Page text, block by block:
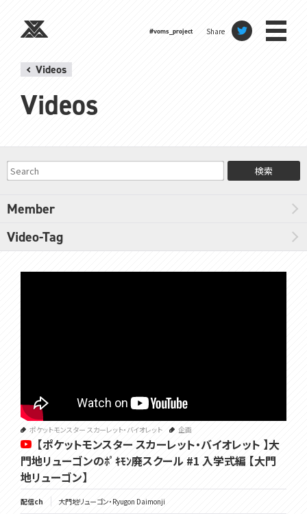
#voms_project Share
Videos
Videos
検索
Member
Video-Tag
ポケットモンスター スカーレット・バイオレット 企画
【ポケットモンスター スカーレット・バイオレット 】大
門地リューゴンのﾎﾟｷﾓﾝ廃スクール #1 入学式編 【大門
地リューゴン】
配信ch 大門地リューゴン・Ryugon Daimonji